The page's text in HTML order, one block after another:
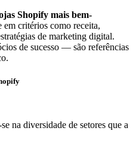
Shopify mais bem-
em critérios como receita,
de marketing digital.
de sucesso — são referências
na diversidade de setores que a